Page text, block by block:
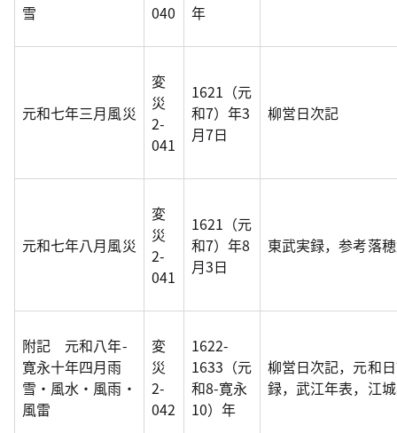
雪
040
年
元和七年三月風災
変
災
2-
041
1621（元
和7）年3
月7日
柳営日次記
元和七年八月風災
変
災
2-
041
1621（元
和7）年8
月3日
東武実録，参考落
附記 元和八年-
寛永十年四月雨
雪・風水・風雨・
風雷
変
災
2-
042
1622-
1633（元
和8-寛永
10）年
柳営日次記，元和
録，武江年表，江